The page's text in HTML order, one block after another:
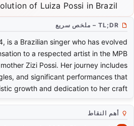
of Luiza Possi in Brazil.
TL;DR – ملخص سريع
is a Brazilian singer who has evolved
to a respected artist in the MPB
Zizi Possi. Her journey includes
and significant performances that
growth and dedication to her craft.
أهم النقاط